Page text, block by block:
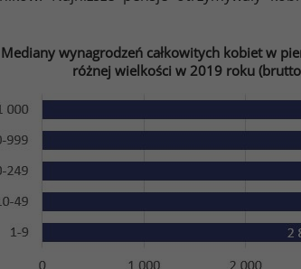
wynagrodzeń całkowitych kobiet w
różnej wielkości w 2019 roku